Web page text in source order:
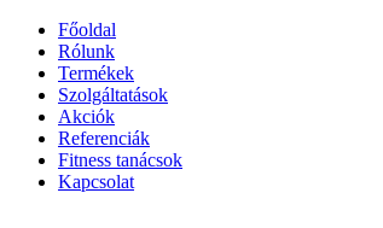
Főoldal
Rólunk
Termékek
Szolgáltatások
Akciók
Referenciák
Fitness tanácsok
Kapcsolat